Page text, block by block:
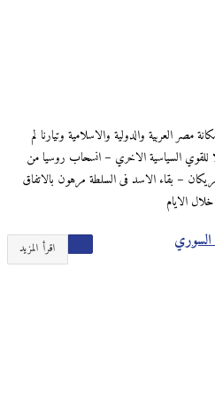
مصر العربية والدولية والاسلامية وتيارنا لم
للقوي السياسية الاخري – انسحاب روسيا من
– بقاء الاسد فى السلطة مرهون بالاتفاق
الايام
اقرأ المزيد السوري